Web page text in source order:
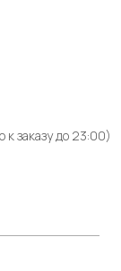
заказу до 23:00)